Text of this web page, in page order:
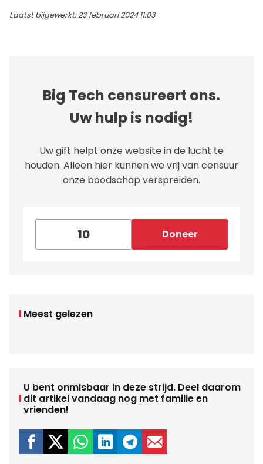
Laatst bijgewerkt: 23 februari 2024 11:03
Big Tech censureert ons.
Uw hulp is nodig!
Uw gift helpt onze website in de lucht te
houden. Alleen hier kunnen we vrij van censuur
onze boodschap verspreiden.
Doneer
Meest gelezen
U bent onmisbaar in deze strijd. Deel daarom
dit artikel vandaag nog met familie en
vrienden!